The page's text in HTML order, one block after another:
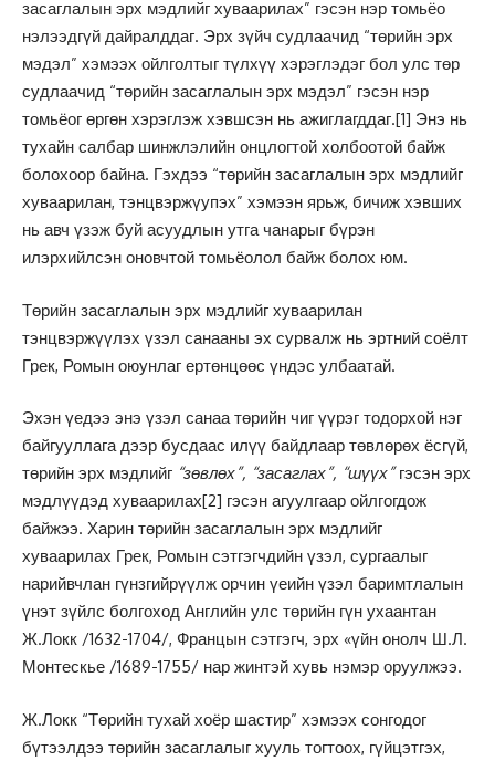
засаглалын эрх мэдлийг хуваарилах” гэсэн нэр томьёо
нэлээдгүй дайралддаг. Эрх зүйч судлаачид “төрийн эрх
мэдэл” хэмээх ойлголтыг түлхүү хэрэглэдэг бол улс төр
судлаачид “төрийн засаглалын эрх мэдэл” гэсэн нэр
томьёог өргөн хэрэглэж хэвшсэн нь ажиглагддаг.[1] Энэ нь
тухайн салбар шинжлэлийн онцлогтой холбоотой байж
болохоор байна. Гэхдээ “төрийн засаглалын эрх мэдлийг
хуваарилан, тэнцвэржүупэх” хэмээн ярьж, бичиж хэвших
нь авч үзэж буй асуудлын утга чанарыг бүрэн
илэрхийлсэн оновчтой томьёолол байж болох юм.
Төрийн засаглалын эрх мэдлийг хуваарилан
тэнцвэржүүлэх үзэл санааны эх сурвалж нь эртний соёлт
Грек, Ромын оюунлаг ертөнцөөс үндэс улбаатай.
Эхэн үедээ энэ үзэл санаа төрийн чиг үүрэг тодорхой нэг
байгууллага дээр бусдаас илүү байдлаар төвлөрөх ёсгүй,
төрийн эрх мэдлийг “зөвлөх”, “засаглах”, “шүүх”гэсэн эрх
мэдлүүдэд хуваарилах[2] гэсэн агуулгаар ойлгогдож
байжээ. Харин төрийн засаглалын эрх мэдлийг
хуваарилах Грек, Ромын сэтгэгчдийн үзэл, сургаалыг
нарийвчлан гүнзгийрүүлж орчин үеийн үзэл баримтлалын
үнэт зүйлс болгоход Английн улс төрийн гүн ухаантан
Ж.Локк /1632-1704/, Францын сэтгэгч, эрх «үйн онолч Ш.Л.
Монтескье /1689-1755/ нар жинтэй хувь нэмэр оруулжээ.
Ж.Локк “Төрийн тухай хоёр шастир” хэмээх сонгодог
бүтээлдээ төрийн засаглалыг хууль тогтоох, гүйцэтгэх,